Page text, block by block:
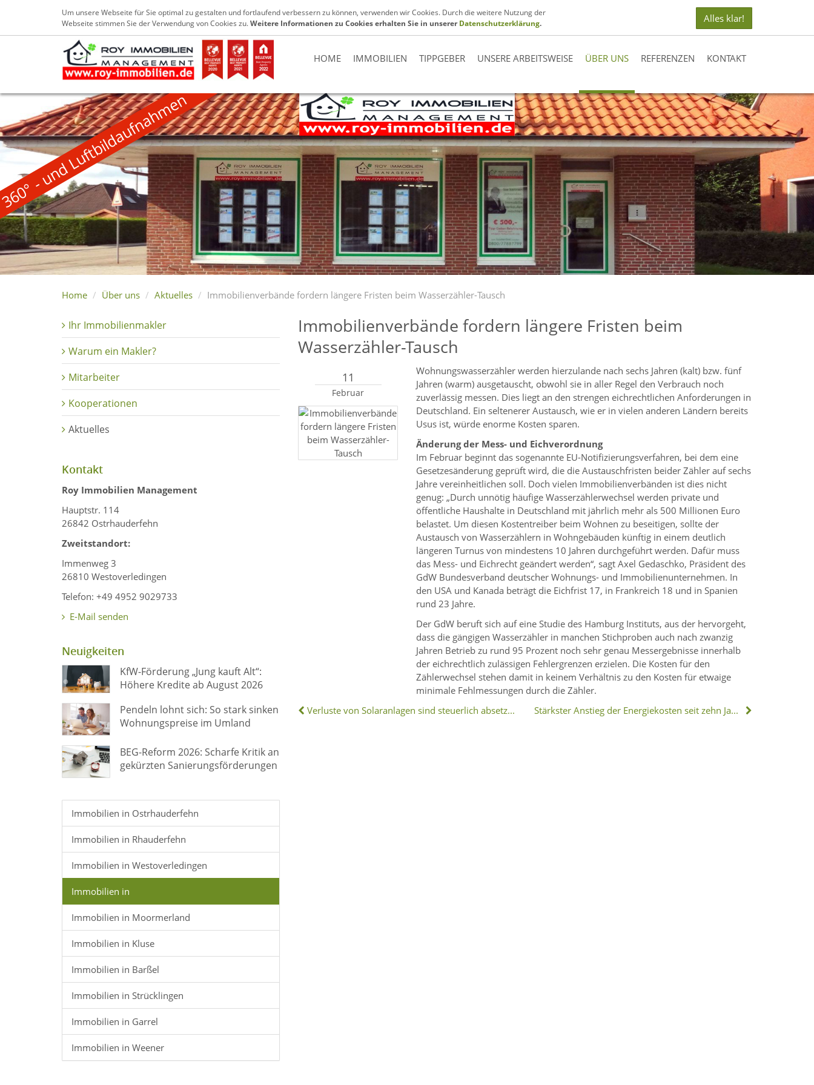
+49 4952 9029733 info@roy-immobilien.de
HOME IMMOBILIEN TIPPGEBER UNSERE ARBEITSWEISE ÜBER UNS REFERENZEN KONTAKT
- und Luftbildaufnahmen
Home Über uns Aktuelles Immobilienverbände fordern längere Fristen beim Wasserzähler-Tausch
Immobilienverbände fordern längere Fristen beim
Wasserzähler-Tausch
11
Februar
Wohnungswasserzähler werden hierzulande nach sechs Jahren (kalt) bzw. fünf
Jahren (warm) ausgetauscht, obwohl sie in aller Regel den Verbrauch noch
zuverlässig messen. Dies liegt an den strengen eichrechtlichen Anforderungen in
Deutschland. Ein seltenerer Austausch, wie er in vielen anderen Ländern bereits
Usus ist, würde enorme Kosten sparen.
Änderung der Mess- und Eichverordnung
Im Februar beginnt das sogenannte EU-Notifizierungsverfahren, bei dem eine
Gesetzesänderung geprüft wird, die die Austauschfristen beider Zähler auf sechs
Jahre vereinheitlichen soll. Doch vielen Immobilienverbänden ist dies nicht
genug: „Durch unnötig häufige Wasserzählerwechsel werden private und
öffentliche Haushalte in Deutschland mit jährlich mehr als 500 Millionen Euro
belastet. Um diesen Kostentreiber beim Wohnen zu beseitigen, sollte der
Austausch von Wasserzählern in Wohngebäuden künftig in einem deutlich
längeren Turnus von mindestens 10 Jahren durchgeführt werden. Dafür muss
das Mess- und Eichrecht geändert werden“, sagt Axel Gedaschko, Präsident des
GdW Bundesverband deutscher Wohnungs- und Immobilienunternehmen. In
den USA und Kanada beträgt die Eichfrist 17, in Frankreich 18 und in Spanien
rund 23 Jahre.
Der GdW beruft sich auf eine Studie des Hamburg Instituts, aus der hervorgeht,
dass die gängigen Wasserzähler in manchen Stichproben auch nach zwanzig
Jahren Betrieb zu rund 95 Prozent noch sehr genau Messergebnisse innerhalb
der eichrechtlich zulässigen Fehlergrenzen erzielen. Die Kosten für den
Zählerwechsel stehen damit in keinem Verhältnis zu den Kosten für etwaige
minimale Fehlmessungen durch die Zähler.
Verluste von Solaranlagen sind steuerlich absetzbar
Stärkster Anstieg der Energiekosten seit zehn Jahren
Ihr Immobilienmakler
Warum ein Makler?
Mitarbeiter
Kooperationen
Aktuelles
Kontakt
Roy Immobilien Management
Hauptstr. 114
26842 Ostrhauderfehn
Zweitstandort:
Immenweg 3
26810 Westoverledingen
Telefon: +49 4952 9029733
E-Mail senden
Neuigkeiten
KfW-Förderung „Jung kauft Alt“:
Höhere Kredite ab August 2026
Pendeln lohnt sich: So stark sinken
Wohnungspreise im Umland
BEG-Reform 2026: Scharfe Kritik an
gekürzten Sanierungsförderungen
Immobilien in Ostrhauderfehn
Immobilien in Rhauderfehn
Immobilien in Westoverledingen
Immobilien in
Immobilien in Moormerland
Immobilien in Kluse
Immobilien in Barßel
Immobilien in Strücklingen
Immobilien in Garrel
Immobilien in Weener
Um unsere Webseite für Sie optimal zu gestalten und fortlaufend verbessern zu können, verwenden wir Cookies. Durch die weitere Nutzung der
Webseite stimmen Sie der Verwendung von Cookies zu.Weitere Informationen zu Cookies erhalten Sie in unsererDatenschutzerklärung. Alles klar!